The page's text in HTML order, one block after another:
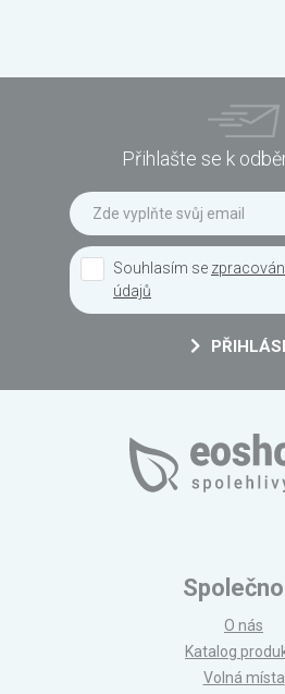
Přihlašte se k
Souhlasím se
údajů
O nás
Katalog
Volná místa